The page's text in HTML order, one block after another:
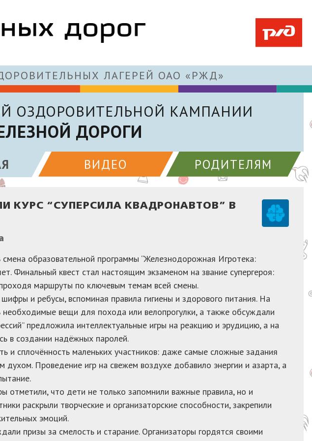
ЛАГЕРЕЙ ОАО «РЖД»
ОЗДОРОВИТЕЛЬНОЙ КАМПАНИИ
ДОРОГИ
ВИДЕО РОДИТЕЛЯМ
КУРС “СУПЕРСИЛА КВАДРОНАВТОВ” В
смена образовательной программы “Железнодорожная Игротека:
Финальный квест стал настоящим экзаменом на звание супергероя:
маршруты по ключевым темам всей смены.
и ребусы, вспоминая правила гигиены и здорового питания. На
необходимые вещи для похода или велопрогулки, а также обсуждали
предложила интеллектуальные игры на реакцию и эрудицию, а на
в создании надёжных паролей.
и сплочённость маленьких участников: даже самые сложные задания
Проведение игр на свежем воздухе добавило энергии и азарта, а
отметили, что дети не только запомнили важные правила, но и
раскрыли творческие и организаторские способности, закрепили
эмоций.
призы за смелость и старание. Организаторы гордятся своими